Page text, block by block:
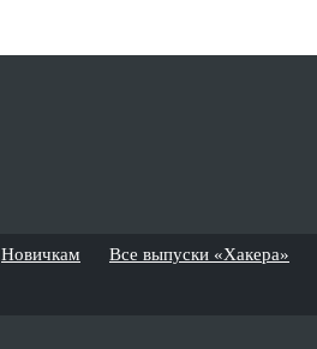
Новичкам Все выпуски «Хакера»